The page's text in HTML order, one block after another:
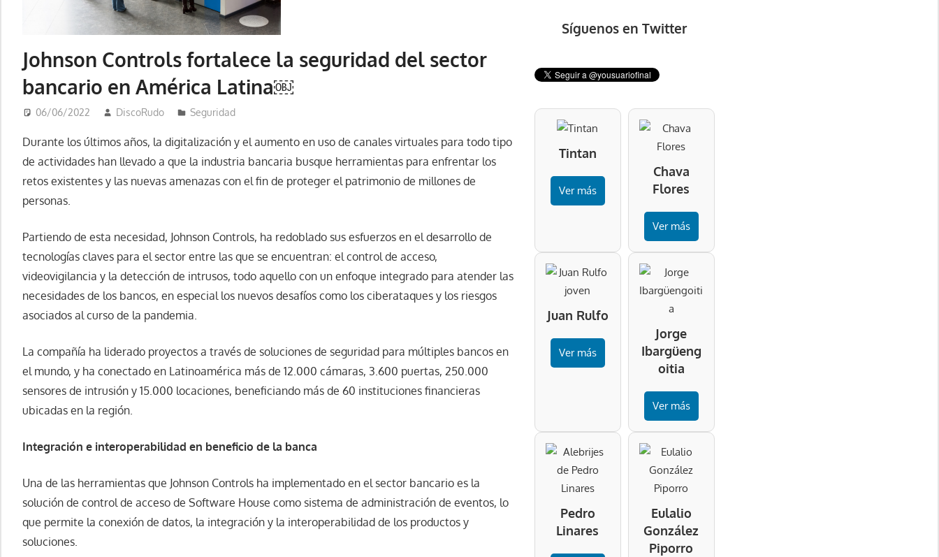
Johnson Controls fortalece la seguridad del sector
bancario en América Latina￼
06/06/2022 DiscoRudo Seguridad
Durante los últimos años, la digitalización y el aumento en uso de canales virtuales para todo tipo
de actividades han llevado a que la industria bancaria busque herramientas para enfrentar los
retos existentes y las nuevas amenazas con el fin de proteger el patrimonio de millones de
personas.
Partiendo de esta necesidad, Johnson Controls, ha redoblado sus esfuerzos en el desarrollo de
tecnologías claves para el sector entre las que se encuentran: el control de acceso,
videovigilancia y la detección de intrusos, todo aquello con un enfoque integrado para atender las
necesidades de los bancos, en especial los nuevos desafíos como los ciberataques y los riesgos
asociados al curso de la pandemia.
La compañía ha liderado proyectos a través de soluciones de seguridad para múltiples bancos en
el mundo, y ha conectado en Latinoamérica más de 12.000 cámaras, 3.600 puertas, 250.000
sensores de intrusión y 15.000 locaciones, beneficiando más de 60 instituciones financieras
ubicadas en la región.
Integración e interoperabilidad en beneficio de la banca
Una de las herramientas que Johnson Controls ha implementado en el sector bancario es la
solución de control de acceso de Software House como sistema de administración de eventos, lo
que permite la conexión de datos, la integración y la interoperabilidad de los productos y
soluciones.
Síguenos en Twitter
Tintan
Ver más
Chava
Flores
Ver más
Juan Rulfo
Ver más
Jorge
Ibargüeng
oitia
Ver más
Pedro
Linares
Eulalio
González
Piporro